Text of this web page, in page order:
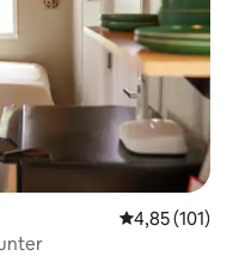
4,85 de uma
4,85 (101)